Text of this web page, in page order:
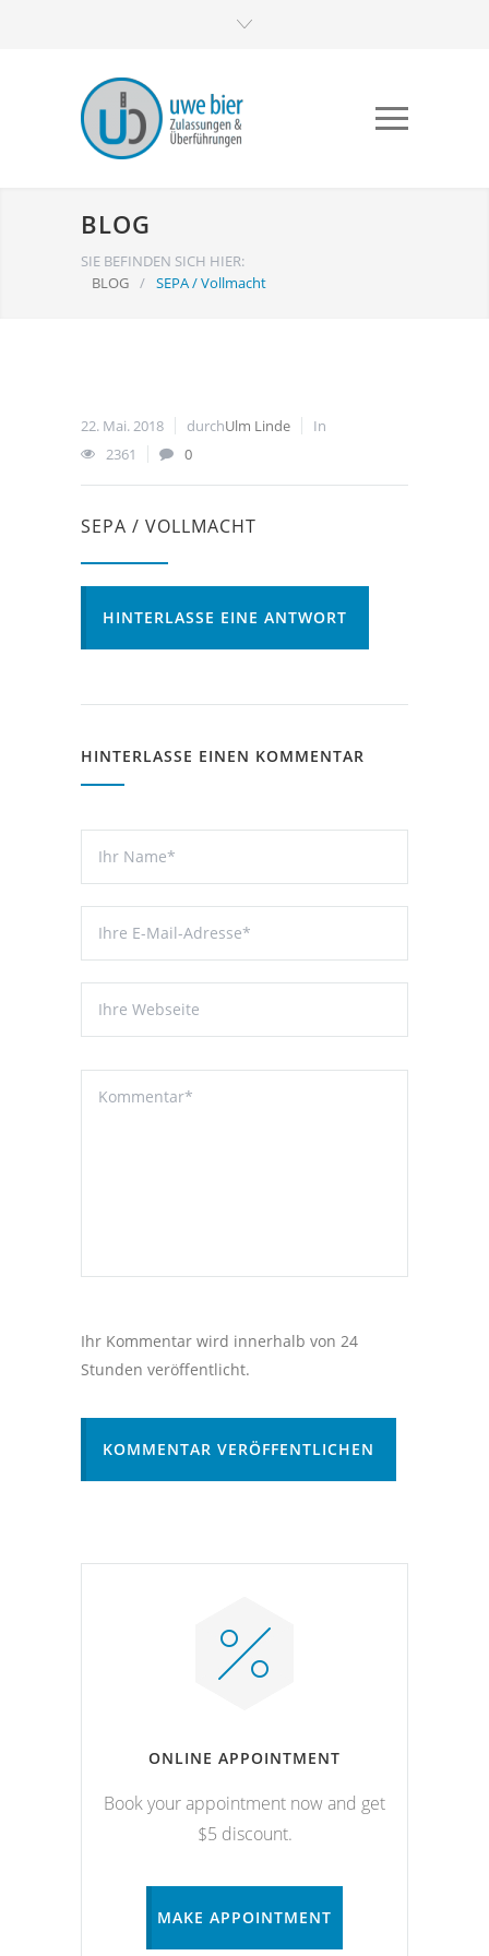
BLOG
SIE BEFINDEN SICH HIER:
BLOG / SEPA / Vollmacht
22. Mai. 2018 durchUlm Linde
In
2361
0
SEPA / VOLLMACHT
HINTERLASSE EINE ANTWORT
HINTERLASSE EINEN KOMMENTAR
Ihr Kommentar wird innerhalb von 24
Stunden veröffentlicht.
KOMMENTAR VERÖFFENTLICHEN
ONLINE APPOINTMENT
Book your appointment now and get
$5 discount.
MAKE APPOINTMENT